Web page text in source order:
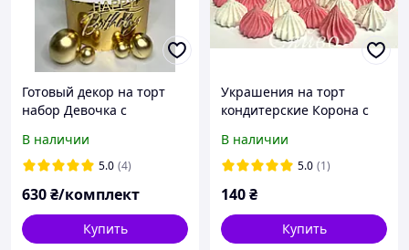
Готовый декор на торт
набор Девочка с
Красная
В наличии
5.0 (4)
630₴/комплект
Купить
Украшения на торт
кондитерские Корона с
В наличии
5.0 (1)
140₴
Купить